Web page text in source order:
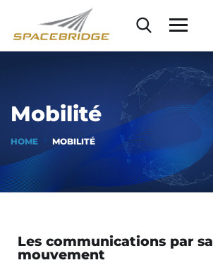
Mobilité
HOME MOBILITÉ
Les communications par
mouvement